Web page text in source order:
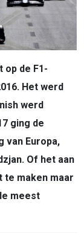
op de F1-
Het werd
werd
ging de
van Europa,
Of het aan
te maken maar
meest